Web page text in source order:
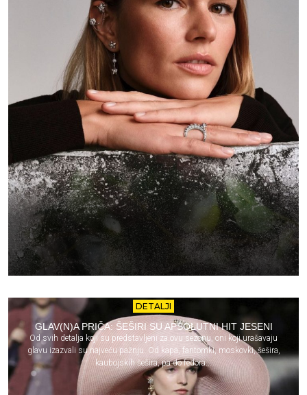
DETALJI
GLAV(N)A PRIČA: ŠEŠIRI SU APSOLUTNI HIT JESENI
Od svih detalja koji su predstavljeni za ovu sezonu, oni koji urašavaju
glavu izazvali su najveću pažnju. Od kapa, fantomki, moskovki, šešira,
kaubojskih šešira, pa do fedora...